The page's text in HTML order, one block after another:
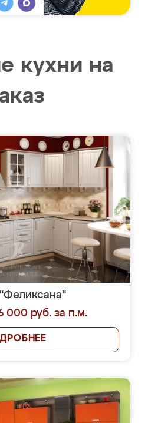
кухни на
000 руб. за п.м.